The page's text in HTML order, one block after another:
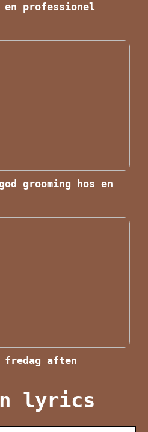
professionel
grooming hos en
fredag aften
lyrics